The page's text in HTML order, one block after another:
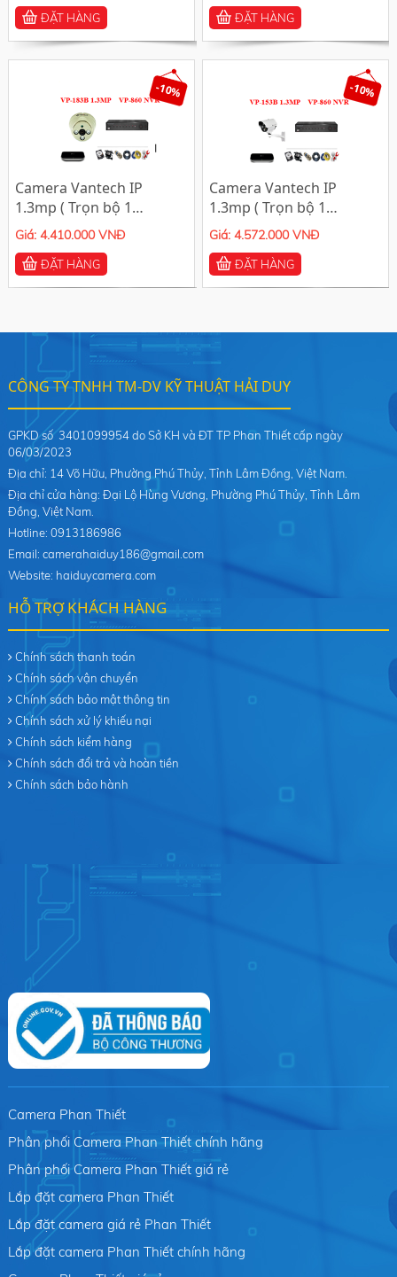
ĐẶT HÀNG ĐẶT HÀNG
-10%
Camera Vantech IP
1.3mp ( Trọn bộ 1
camera)
Giá: 4.410.000 VNĐ
ĐẶT HÀNG
-10%
Camera Vantech IP
1.3mp ( Trọn bộ 1
camera)
Giá: 4.572.000 VNĐ
ĐẶT HÀNG
CÔNG TY TNHH TM-DV KỸ THUẬT HẢI DUY
GPKD số 3401099954 do Sở KH và ĐT TP Phan Thiết cấp ngày
06/03/2023
Địa chỉ: 14 Võ Hữu, Phường Phú Thủy, Tỉnh Lâm Đồng, Việt Nam.
Địa chỉ cửa hàng: Đại Lộ Hùng Vương, Phường Phú Thủy, Tỉnh Lâm
Đồng, Việt Nam.
Hotline: 0913186986
Email: camerahaiduy186@gmail.com
Website: haiduycamera.com
HỖ TRỢ KHÁCH HÀNG
Chính sách thanh toán
Chính sách vận chuyển
Chính sách bảo mật thông tin
Chính sách xử lý khiếu nại
Chính sách kiểm hàng
Chính sách đổi trả và hoàn tiền
Chính sách bảo hành
Camera Phan Thiết
Phân phối Camera Phan Thiết chính hãng
Phân phối Camera Phan Thiết giá rẻ
Lắp đặt camera Phan Thiết
Lắp đặt camera giá rẻ Phan Thiết
Lắp đặt camera Phan Thiết chính hãng